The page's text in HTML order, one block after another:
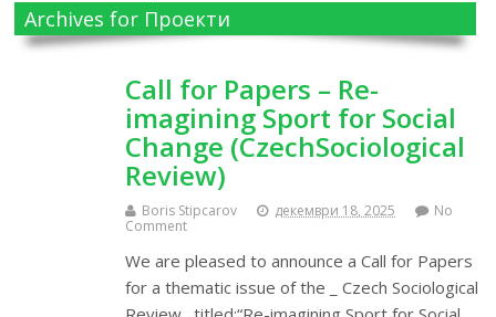
Archives for Проекти
Call for Papers – Re-
imagining Sport for Social
Change (CzechSociological
Review)
Boris Stipcarov декември 18, 2025
No
Comment
We are pleased to announce a Call for Papers
for a thematic issue of the _ Czech Sociological